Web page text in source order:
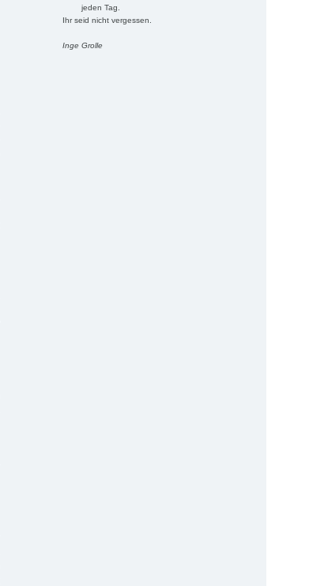
jeden Tag.
Ihr seid nicht vergessen.
Inge Grolle